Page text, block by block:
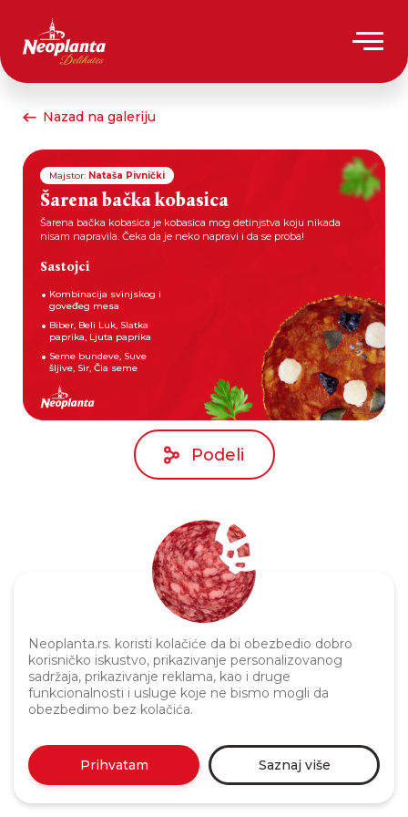
Neoplanta.rs. koristi kolačiće da bi obezbedio dobro
korisničko iskustvo, prikazivanje personalizovanog
sadržaja, prikazivanje reklama, kao i druge
funkcionalnosti i usluge koje ne bismo mogli da
obezbedimo bez kolačića.
Prihvatam Saznaj više
Nazad na galeriju
Majstor: Nataša Pivnički
Šarena bačka kobasica
Šarena bačka kobasica je kobasica mog detinjstva koju nikada
nisam napravila. Čeka da je neko napravi i da se proba!
Sastojci
Kombinacija svinjskog i
goveđeg mesa
Biber, Beli Luk, Slatka
paprika, Ljuta paprika
Seme bundeve, Suve
šljive, Sir, Čia seme
Podeli
Politika privatnosti